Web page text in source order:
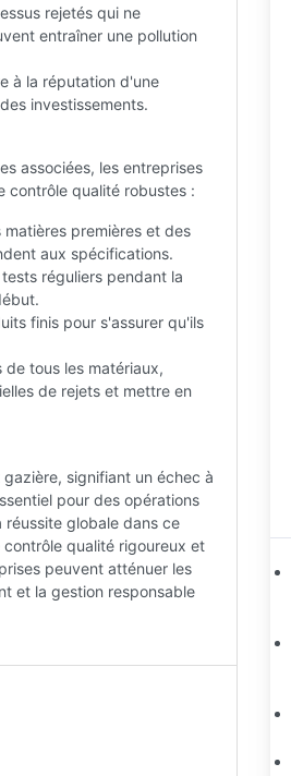
rejetés qui ne
entraîner une pollution
à la réputation d'une
investissements.
associées, les entreprises
contrôle qualité robustes :
premières et des
aux spécifications.
réguliers pendant la
finis pour s'assurer qu'ils
tous les matériaux,
de rejets et mettre en
signifiant un échec à
pour des opérations
globale dans ce
qualité rigoureux et
peuvent atténuer les
et la gestion responsable